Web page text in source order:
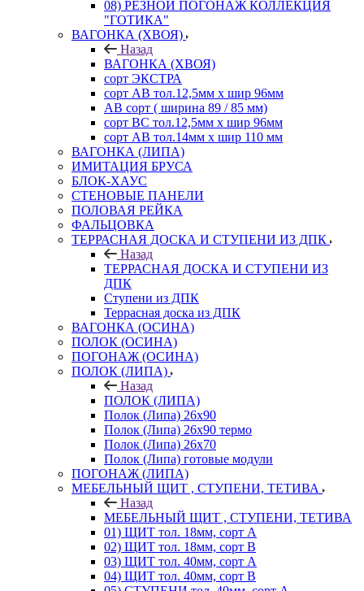
08) РЕЗНОЙ ПОГОНАЖ КОЛЛЕКЦИЯ
"ГОТИКА"
ВАГОНКА (ХВОЯ)
Назад
ВАГОНКА (ХВОЯ)
сорт ЭКСТРА
сорт АВ тол.12,5мм х шир 96мм
АВ сорт ( ширина 89 / 85 мм)
сорт ВС тол.12,5мм х шир 96мм
сорт АВ тол.14мм х шир 110 мм
ВАГОНКА (ЛИПА)
ИМИТАЦИЯ БРУСА
БЛОК-ХАУС
СТЕНОВЫЕ ПАНЕЛИ
ПОЛОВАЯ РЕЙКА
ФАЛЬЦОВКА
ТЕРРАСНАЯ ДОСКА И СТУПЕНИ ИЗ ДПК
Назад
ТЕРРАСНАЯ ДОСКА И СТУПЕНИ ИЗ
ДПК
Ступени из ДПК
Террасная доска из ДПК
ВАГОНКА (ОСИНА)
ПОЛОК (ОСИНА)
ПОГОНАЖ (ОСИНА)
ПОЛОК (ЛИПА)
Назад
ПОЛОК (ЛИПА)
Полок (Липа) 26х90
Полок (Липа) 26х90 термо
Полок (Липа) 26х70
Полок (Липа) готовые модули
ПОГОНАЖ (ЛИПА)
МЕБЕЛЬНЫЙ ЩИТ , СТУПЕНИ, ТЕТИВА
Назад
МЕБЕЛЬНЫЙ ЩИТ , СТУПЕНИ, ТЕТИВА
01) ЩИТ тол. 18мм, сорт А
02) ЩИТ тол. 18мм, сорт В
03) ЩИТ тол. 40мм, сорт А
04) ЩИТ тол. 40мм, сорт В